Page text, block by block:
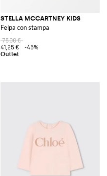
STELLA MCCARTNEY KIDS
Felpa con stampa
75,00 €
41,25 €
-45%